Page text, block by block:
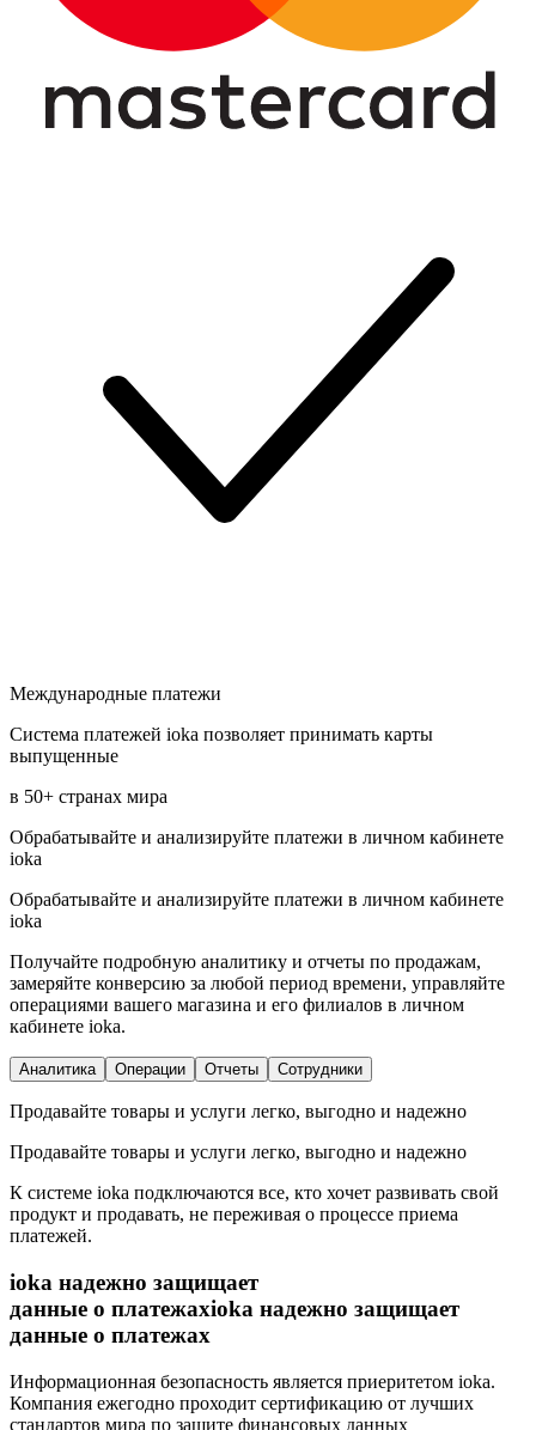
Международные платежи
Система платежей ioka позволяет принимать карты
выпущенные
в 50+ странах мира
Обрабатывайте и анализируйте платежи в личном кабинете
ioka
Обрабатывайте и анализируйте платежи в личном кабинете
ioka
Получайте подробную аналитику и отчеты по продажам,
замеряйте конверсию за любой период времени, управляйте
операциями вашего магазина и его филиалов в личном
кабинете ioka.
Аналитика Операции Отчеты Сотрудники
Продавайте товары и услуги легко, выгодно и надежно
Продавайте товары и услуги легко, выгодно и надежно
К системе ioka подключаются все, кто хочет развивать свой
продукт и продавать, не переживая о процессе приема
платежей.
ioka надежно защищает
данные о платежахioka надежно защищает
данные о платежах
Информационная безопасность является приеритетом ioka.
Компания ежегодно проходит сертификацию от лучших
стандартов мира по защите финансовых данных